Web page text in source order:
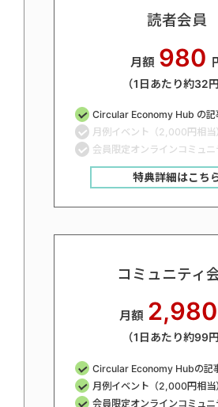
読者会員
月額 980
（1日あたり約32円
Circular Economy Hub の記
月例イベント（2,000円相当
会員限定オンラインコミュニ
特典詳細はこち
コミュニティ
月額 2,980
（1日あたり約99円
Circular Economy Hubの記
月例イベント（2,000円相当
会員限定オンラインコミュニ